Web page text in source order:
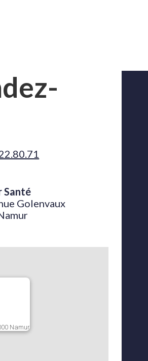
Santé
Golenvaux
Namur